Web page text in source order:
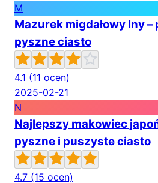
M
Mazurek migdałowy Iny
pyszne ciasto
4.1 (11 ocen)
2025-02-21
N
Najlepszy makowiec
pyszne i puszyste ciasto
4.7 (15 ocen)